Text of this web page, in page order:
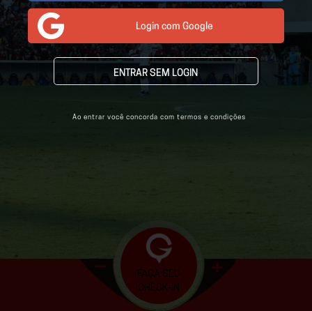
TUTORIAL
FAÇA SEU
CHECK-IN
Login com Google
ENTRAR SEM LOGIN
Ao entrar você concorda com termos e condições